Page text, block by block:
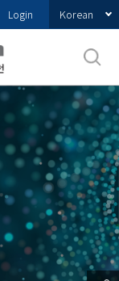
Login Korean